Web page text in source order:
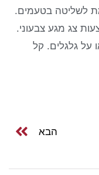
לשליטה בטעמים.
צג מגע צבעוני.
על גלגלים. קל
הבא